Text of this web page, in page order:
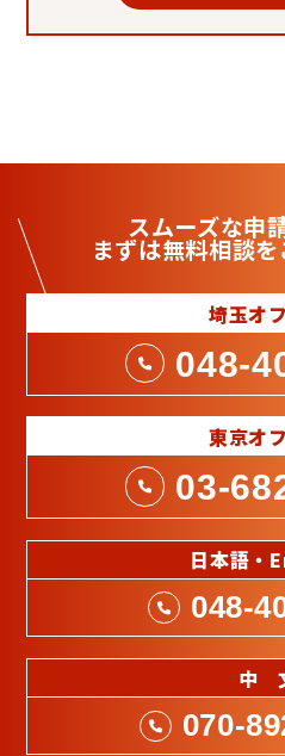
スムーズな申
まずは無料相談を
埼玉オ
048-
東京オ
03-
日本語・
048-
中
070-